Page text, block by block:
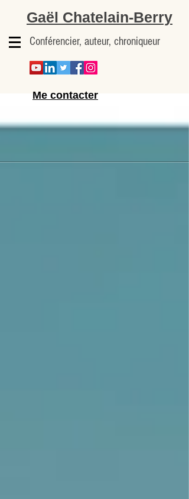
Gaël Chatelain-Berry
Conférencier, auteur, chroniqueur
Me contacter